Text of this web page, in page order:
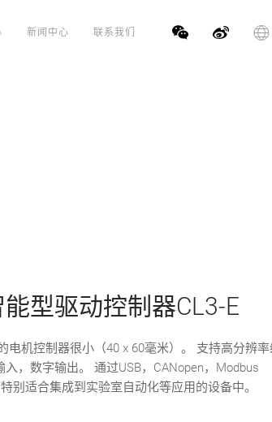
新闻中心 联系我们
型驱动控制器CL3-E
电机控制器很小（40 x 60毫米）。 支持高分辨
，数字输出。 通过USB，CANopen，Modbus
别适合集成到实验室自动化等应用的设备中。